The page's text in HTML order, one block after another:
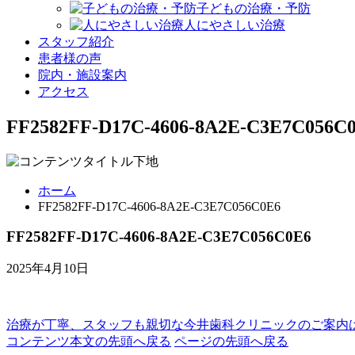
子どもの治療・予防
人にやさしい治療
スタッフ紹介
患者様の声
院内・施設案内
アクセス
FF2582FF-D17C-4606-8A2E-
ホーム
FF2582FF-D17C-4606-8A2E-C3E7C056C0E6
FF2582FF-D17C-4606-8A2E-C3E7C056C0E6
2025年4月10日
治療が丁寧、スタッフも親切な今井歯科クリニックのご案内
コンテンツ本文の先頭へ戻る ページの先頭へ戻る